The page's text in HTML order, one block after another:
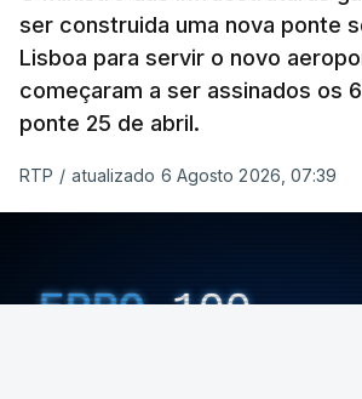
ser construida uma nova ponte
Lisboa para servir o novo
começaram a ser assinados os
ponte 25 de abril.
RTP / atualizado 6 Agosto 2026, 07:39
ERRO100